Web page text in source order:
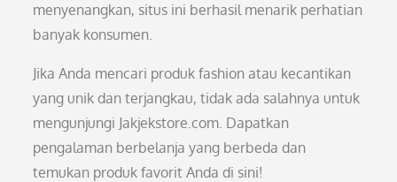
menyenangkan, situs ini berhasil menarik perhatian
banyak konsumen.
Jika Anda mencari produk fashion atau kecantikan
yang unik dan terjangkau, tidak ada salahnya untuk
mengunjungi Jakjekstore.com. Dapatkan
pengalaman berbelanja yang berbeda dan
temukan produk favorit Anda di sini!